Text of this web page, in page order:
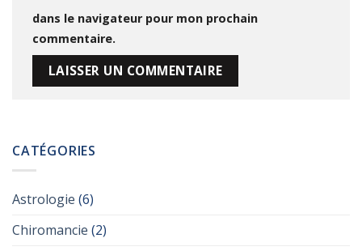
dans le navigateur pour mon prochain
commentaire.
CATÉGORIES
Astrologie (6)
Chiromancie (2)